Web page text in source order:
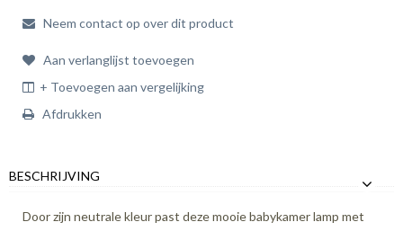
Neem contact op over dit product
Aan verlanglijst toevoegen
+ Toevoegen aan vergelijking
Afdrukken
BESCHRIJVING
Door zijn neutrale kleur past deze mooie babykamer lamp met